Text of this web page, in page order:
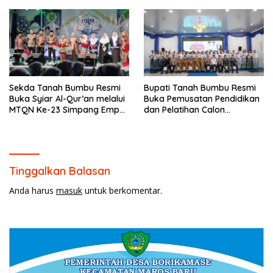
BEYOND TRUST PRESISI
Sekda Tanah Bumbu Resmi
Buka Syiar Al-Qur’an melalui
MTQN Ke-23 Simpang Empat
Bupati Tanah Bumbu Resmi
Buka Pemusatan Pendidikan
dan Pelatihan Calon
Tinggalkan Balasan
Anda harus masuk untuk berkomentar.